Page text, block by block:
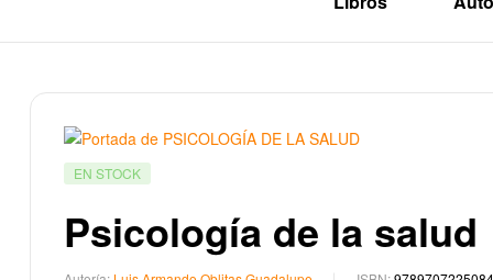
EN STOCK
Psicología de la salud